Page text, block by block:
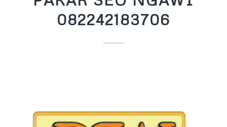
082242183706